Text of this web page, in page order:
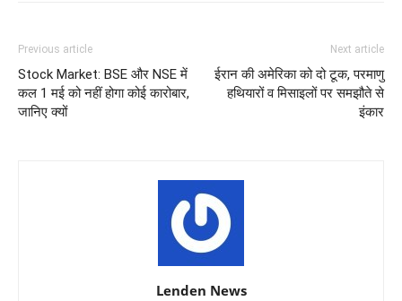
Previous article
Stock Market: BSE और NSE में
कल 1 मई को नहीं होगा कोई कारोबार,
जानिए क्यों
Next article
ईरान की अमेरिका को दो टूक, परमाणु
हथियारों व मिसाइलों पर समझौते से
इंकार
Lenden News